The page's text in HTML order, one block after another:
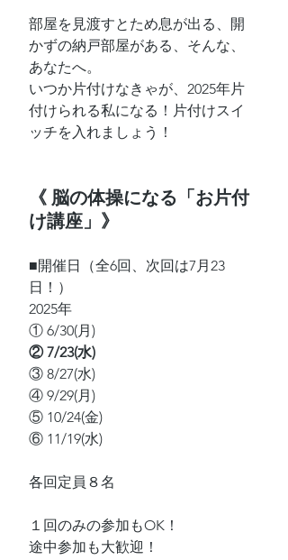
部屋を見渡すとため息が出る、開
かずの納戸部屋がある、そんな、
あなたへ。
いつか片付けなきゃが、2025年片
付けられる私になる！片付けスイ
ッチを入れましょう！
《 脳の体操になる「お片付
け講座」》
■開催日（全6回、次回は7月23
日！）
2025年
① 6/30(月)
② 7/23(水)
③ 8/27(水)
④ 9/29(月)
⑤ 10/24(金)
⑥ 11/19(水)
各回定員８名
１回のみの参加もOK！
途中参加も大歓迎！